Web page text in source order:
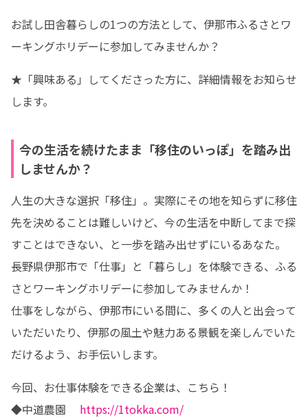
お試し田舎暮らしの1つの方法として、伊那市ふるさとワ
ーキングホリデーに参加してみませんか？
★「興味ある」してくださった方に、詳細情報をお知らせ
します。
今の生活を続けたまま「移住のいっぽ」を踏み出
しませんか？
人生の大きな選択「移住」。実際にその地を知らずに移住
先を決めることは難しいけど、今の生活を中断してまで探
すことはできない、と一歩を踏み出せずにいるあなた。
長野県伊那市で「仕事」と「暮らし」を体験できる、ふる
さとワーキングホリデーに参加してみませんか！
仕事をしながら、伊那市にいる間に、多くの人と出会って
いただいたり、伊那の風土や魅力ある景観を楽しんでいた
だけるよう、お手伝いします。
今回、お仕事体験をできる企業は、こちら！
◆中道農園 https://1tokka.com/